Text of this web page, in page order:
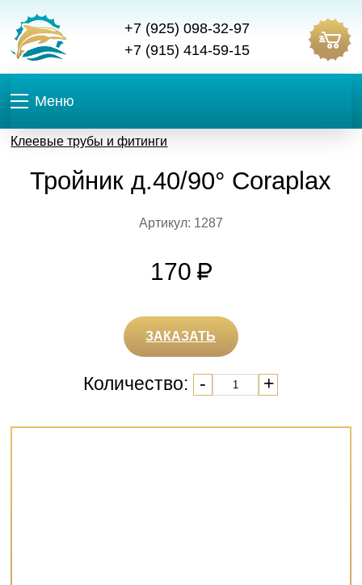
+7 (925) 098-32-97
+7 (915) 414-59-15
Меню
Клеевые трубы и фитинги
Тройник д.40/90° Coraplax
Артикул: 1287
170
ЗАКАЗАТЬ
Количество: - +